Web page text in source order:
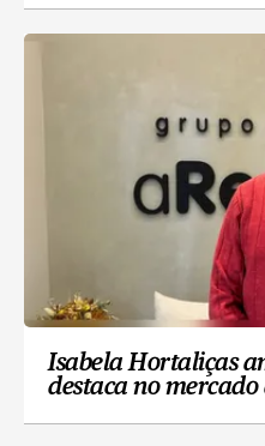
Isabela Hortaliças
destaca no